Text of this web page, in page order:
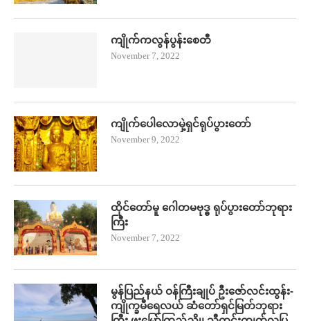
ကျိုက်ကလွန်ပွန်းစေတီ
November 7, 2022
ကျိုက်ပေါလောမှဲ့ရှင်ရုပ်ပွားတော်
November 9, 2022
ထိုင်တော်မူ ဂေါတမဗုဒ္ဓ ရုပ်ပွားတော်ဘုရား
ကြီး
November 7, 2022
မွန်ပြည်နယ် ဝန်ကြီးချုပ် ဦး​ဇော်လင်းထွန်း-
ကျိုက္ခမီရေလယ် ဆံတော်ရှင်မြတ်ဘုရား